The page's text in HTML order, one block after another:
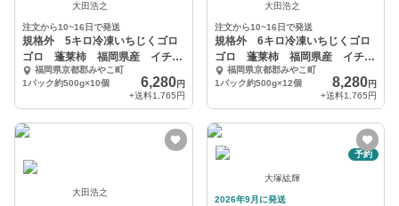
大田浩之
注文から10~16日で発送
規格外 5キロ冷凍いちじくゴロ
ゴロ 蓬莱柿 福岡県産 イチジ
ク ほうらい
福岡県京都郡みやこ町
1パック約500g×10個
6,280円
+送料1,765円
大田浩之
注文から10~16日で発送
規格外 6キロ冷凍いちじくゴロ
ゴロ 蓬莱柿 福岡県産 イチジ
ク ほうらい
福岡県京都郡みやこ町
1パック約500g×12個
8,280円
+送料1,765円
大田浩之
予約
大塚紘輝
2026年9月に発送